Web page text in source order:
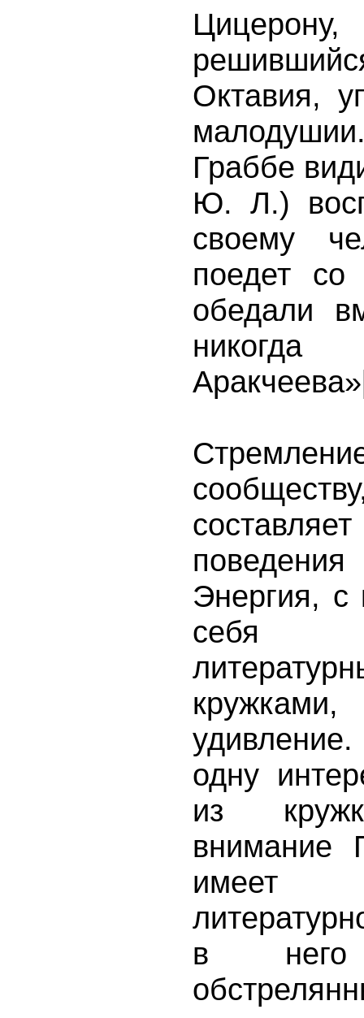
Октавия,
Граббе
Ю. Л.)
своему
поедет
обедали
Энергия, с
себя
одну
из
внимание
имеет
в него